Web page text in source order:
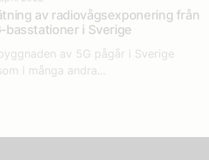
av radiovågsexponering från
basstationer i Sverige
av 5G pågår i Sverige
i många andra...